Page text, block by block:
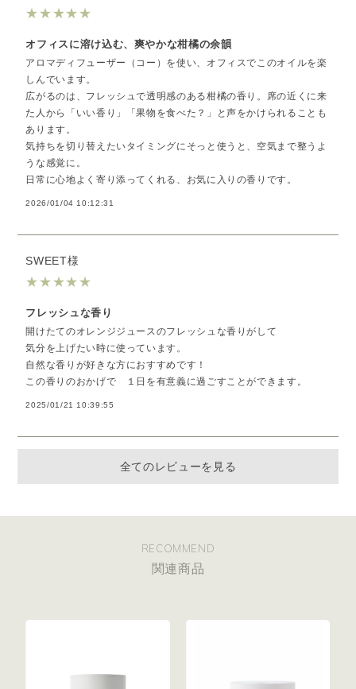
★★★★★
オフィスに溶け込む、爽やかな柑橘の余韻
アロマディフューザー（コー）を使い、オフィスでこのオイルを楽
しんでいます。
広がるのは、フレッシュで透明感のある柑橘の香り。席の近くに来
た人から「いい香り」「果物を食べた？」と声をかけられることも
あります。
気持ちを切り替えたいタイミングにそっと使うと、空気まで整うよ
うな感覚に。
日常に心地よく寄り添ってくれる、お気に入りの香りです。
2026/01/04 10:12:31
SWEET様
★★★★★
フレッシュな香り
開けたてのオレンジジュースのフレッシュな香りがして
気分を上げたい時に使っています。
自然な香りが好きな方におすすめです！
この香りのおかげで １日を有意義に過ごすことができます。
2025/01/21 10:39:55
全てのレビューを見る
RECOMMEND
関連商品